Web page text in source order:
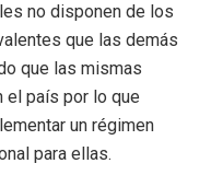
no disponen de los
que las demás
que las mismas
el país por lo que
un régimen
para ellas.